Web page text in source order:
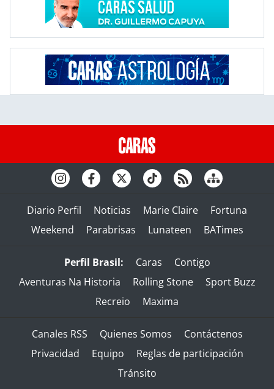
Diario Perfil Noticias Marie Claire
Fortuna
Weekend
Parabrisas Lunateen BATimes
Perfil Brasil: Caras
Contigo
Aventuras Na Historia
Rolling Stone
Sport Buzz
Recreio
Maxima
Canales RSS Quienes Somos
Contáctenos
Privacidad
Equipo
Reglas de participación
Tránsito